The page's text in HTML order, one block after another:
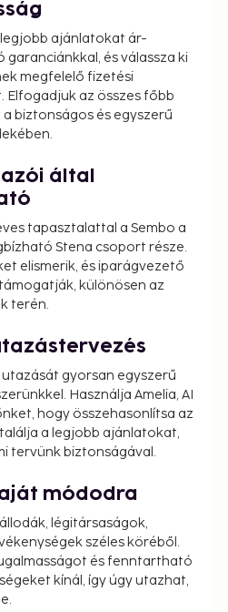
ajánlatokat ár-
garanciánkkal, és válassza ki
megfelelő fizetési
Elfogadjuk az összes főbb
biztonságos és egyszerű
által
tapasztalattal a Sembo a
Stena csoport része.
elismerik, és iparágvezető
különösen az
terén.
gyorsan egyszerű
Használja Amelia, AI
hogy összehasonlítsa az
a legjobb ajánlatokat,
tervünk biztonságával.
módodra
légitársaságok,
széles köréből.
és fenntartható
kínál, így úgy utazhat,